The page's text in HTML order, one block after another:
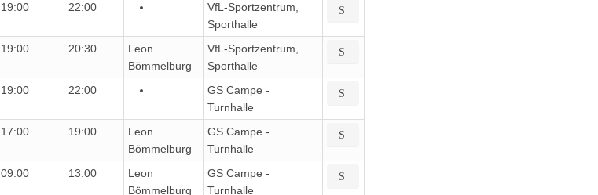
19:00 22:00
VfL-Sportzentrum,
Sporthalle
19:00 20:30
Leon
Bömmelburg
VfL-Sportzentrum,
Sporthalle
19:00 22:00
GS Campe -
Turnhalle
17:00 19:00
Leon
Bömmelburg
GS Campe -
Turnhalle
09:00 13:00
Leon
Bömmelburg
GS Campe -
Turnhalle